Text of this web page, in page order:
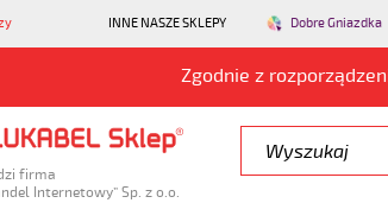
INNE NASZE SKLEPY Dobre Gniazdka
Zgodnie z
firma
Internetowy” Sp. z o.o.